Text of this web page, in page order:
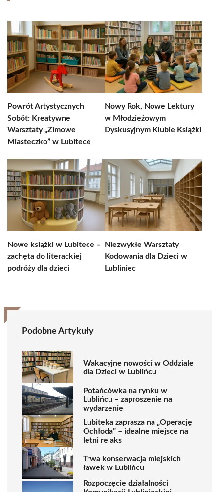
Powrót Artystycznych
Sobót: Kreatywne
Warsztaty „Zimowe
Miasteczko” w Lubitece
Nowy Rok, Nowe Lektury
w Młodzieżowym
Dyskusyjnym Klubie Książki
Nowe książki w Lubitece –
zachęta do literackiej
podróży dla dzieci
Niezwykłe Warsztaty
Kodowania dla Dzieci w
Lubliniec
Podobne Artykuły
Wakacyjne nowości w Oddziale
dla Dzieci w Lublińcu
Potańcówka na rynku w
Lublińcu – zaproszenie na
wydarzenie
Lubiteka zaprasza na „Operację
Ochłoda” – idealne miejsce na
letni relaks
Trwa konserwacja miejskich
ławek w Lublińcu
Rozpoczęcie działalności